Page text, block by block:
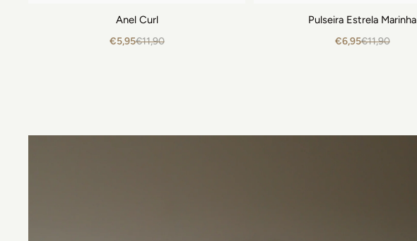
Anel Curl
€5,95€11,90
Pulseira Estrela Marinha
€6,95€11,90